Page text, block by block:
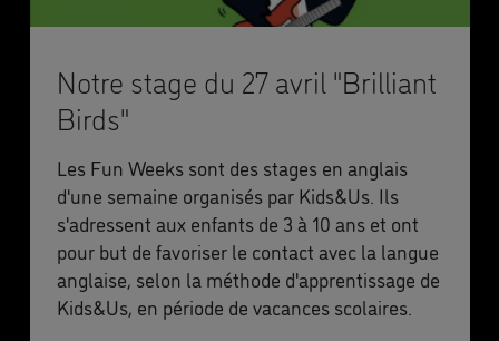
Notre stage du 27 avril "Brilliant
Birds"
Les Fun Weeks sont des stages en anglais
d'une semaine organisés par Kids&Us. Ils
s'adressent aux enfants de 3 à 10 ans et ont
pour but de favoriser le contact avec la langue
anglaise, selon la méthode d'apprentissage de
Kids&Us, en période de vacances scolaires.